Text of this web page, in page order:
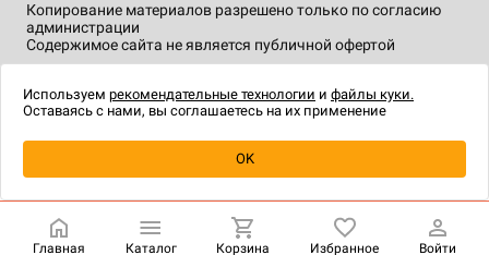
Купить| 1 990 ₽
Копирование материалов разрешено только по согласию
администрации
Содержимое сайта не является публичной офертой
технологии.
Главная Каталог Корзина Избранное Войти
Используем рекомендательные технологии и файлы куки.
Оставаясь с нами, вы соглашаетесь на их применение
OK